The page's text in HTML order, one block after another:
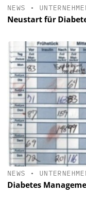
NEWS •
Neustart für
NEWS •
Diabetes